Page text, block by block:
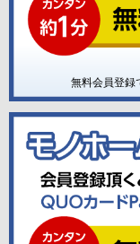
無料会員登録